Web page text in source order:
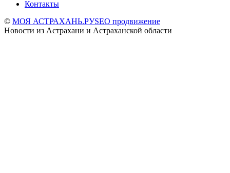
Контакты
© МОЯ АСТРАХАНЬ.РУSEO продвижение
Новости из Астрахани и Астраханской области